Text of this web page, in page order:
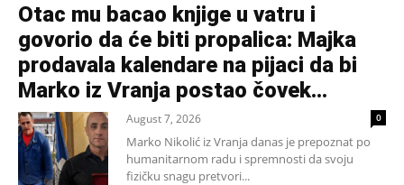
Otac mu bacao knjige u vatru i
govorio da će biti propalica: Majka
prodavala kalendare na pijaci da bi
Marko iz Vranja postao čovek...
August 7, 2026 0
Marko Nikolić iz Vranja danas je prepoznat po
humanitarnom radu i spremnosti da svoju
fizičku snagu pretvori...